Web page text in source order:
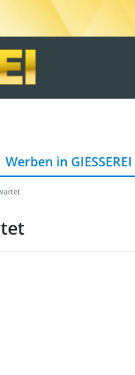
Werben in GIESSEREI